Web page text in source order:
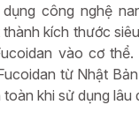
công nghệ
kích thước
vào cơ
từ Nhật
khi sử dụng lâu